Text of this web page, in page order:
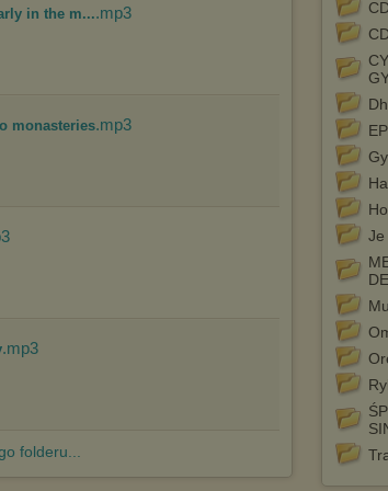
na ten temat znajdziesz pod adresem
PolitykaPrywatnosci.aspx
EP
Je
in the m....mp3
monasteries.mp3
.mp3
folderu...